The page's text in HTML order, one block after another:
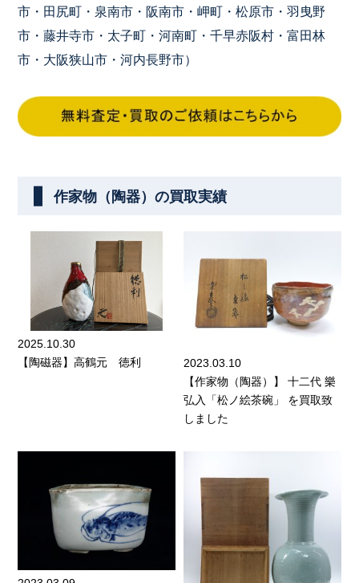
市・田尻町・泉南市・阪南市・岬町・松原市・羽曳野
市・藤井寺市・太子町・河南町・千早赤阪村・富田林
市・大阪狭山市・河内長野市）
作家物（陶器）の買取実績
2025.10.30
【陶磁器】高鶴元 徳利
2023.03.10
【作家物（陶器）】 十二代 樂
弘入「松ノ絵茶碗」 を買取致
しました